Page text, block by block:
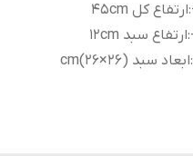
:ارتفاع کل ۴۵cm
:ارتفاع سبد ۱۲cm
:ابعاد سبد (۲۶×۲۶)cm